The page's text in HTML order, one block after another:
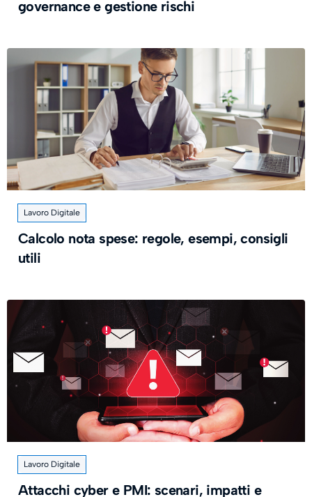
governance e gestione rischi
Lavoro Digitale
Calcolo nota spese: regole, esempi, consigli
utili
Lavoro Digitale
Attacchi cyber e PMI: scenari, impatti e